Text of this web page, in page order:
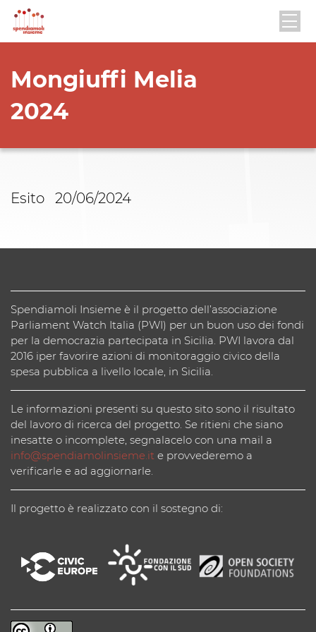
Mongiuffi Melia
2024
Esito 20/06/2024
Spendiamoli Insieme è il progetto dell’associazione
Parliament Watch Italia (PWI) per un buon uso dei fondi
per la democrazia partecipata in Sicilia. PWI lavora dal
2016 iper favorire azioni di monitoraggio civico della
spesa pubblica a livello locale, in Sicilia.
Le informazioni presenti su questo sito sono il risultato
del lavoro di ricerca del progetto. Se ritieni che siano
inesatte o incomplete, segnalacelo con una mail a
info@spendiamolinsieme.it e provvederemo a
verificarle e ad aggiornarle.
Il progetto è realizzato con il sostegno di: